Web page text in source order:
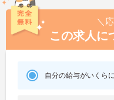
＼
この求人に
自分の給与がいくら